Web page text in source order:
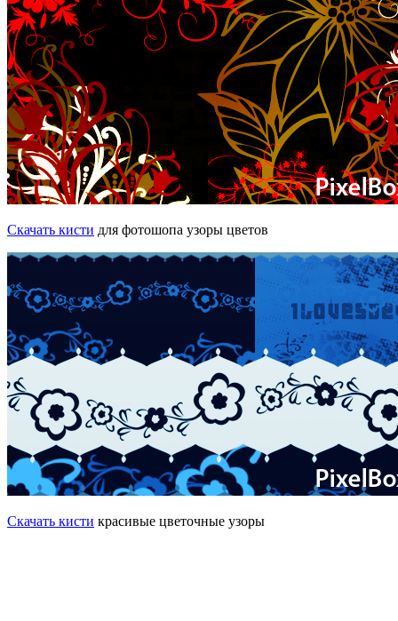
Скачать кисти для фотошопа узоры цветов
Скачать кисти красивые цветочные узоры